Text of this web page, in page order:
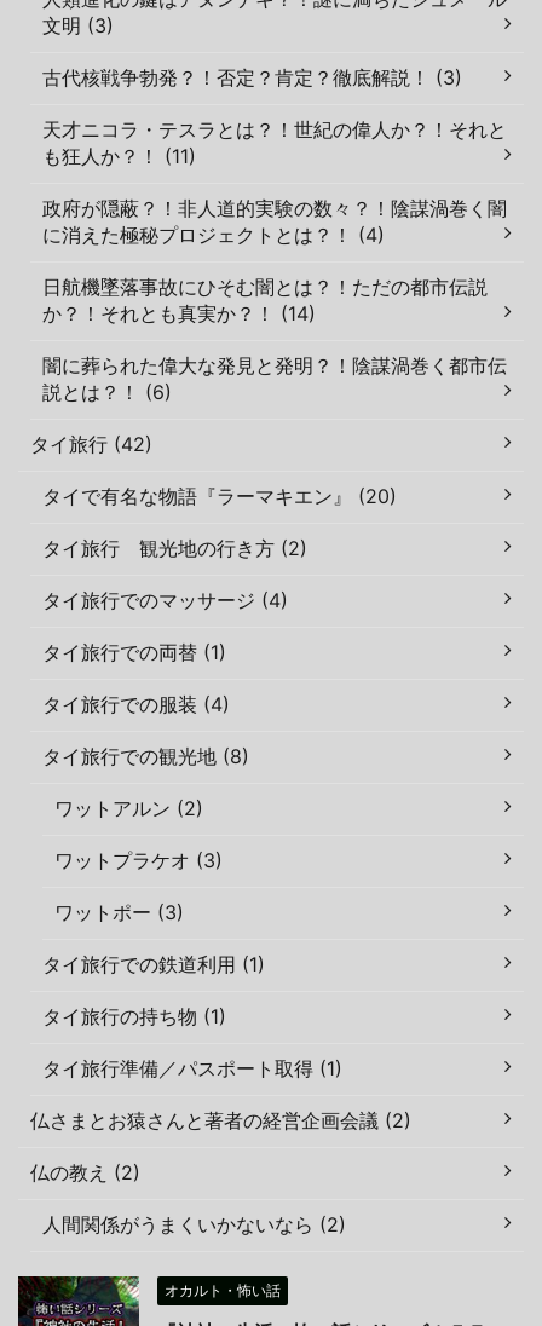
文明 (3)
古代核戦争勃発？！否定？肯定？徹底解説！ (3)
天才ニコラ・テスラとは？！世紀の偉人か？！それと
も狂人か？！ (11)
政府が隠蔽？！非人道的実験の数々？！陰謀渦巻く闇
に消えた極秘プロジェクトとは？！ (4)
日航機墜落事故にひそむ闇とは？！ただの都市伝説
か？！それとも真実か？！ (14)
闇に葬られた偉大な発見と発明？！陰謀渦巻く都市伝
説とは？！ (6)
タイ旅行 (42)
タイで有名な物語『ラーマキエン』 (20)
タイ旅行 観光地の行き方 (2)
タイ旅行でのマッサージ (4)
タイ旅行での両替 (1)
タイ旅行での服装 (4)
タイ旅行での観光地 (8)
ワットアルン (2)
ワットプラケオ (3)
ワットポー (3)
タイ旅行での鉄道利用 (1)
タイ旅行の持ち物 (1)
タイ旅行準備／パスポート取得 (1)
仏さまとお猿さんと著者の経営企画会議 (2)
仏の教え (2)
人間関係がうまくいかないなら (2)
オカルト・怖い話